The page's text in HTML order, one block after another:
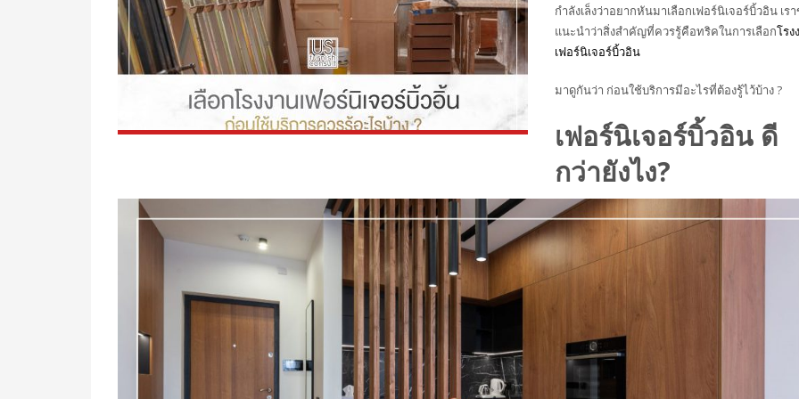
กำลังเล็งว่าอยากหันมาเลือกเฟอร์นิเจอร์บิ้วอิน เร
แนะนำว่าสิ่งสำคัญที่ควรรู้คือทริคในการเลือกโรง
เฟอร์นิเจอร์บิ้วอิน
มาดูกันว่า ก่อนใช้บริการมีอะไรที่ต้องรู้ไว้บ้าง ?
เฟอร์นิเจอร์บิ้วอิน ดี
กว่ายังไง?